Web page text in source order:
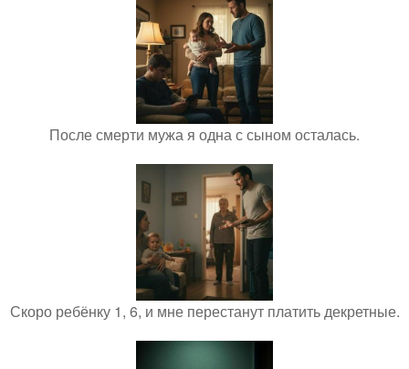
После смерти мужа я одна с сыном осталась.
Скоро ребёнку 1, 6, и мне перестанут платить декретные.